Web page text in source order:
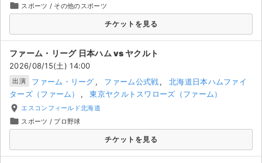
folder スポーツ / その他のスポーツ
チケットを見る
ファーム・リーグ 日本ハム vs ヤクルト
2026/08/15(土) 14:00
出演 ファーム・リーグ ファーム公式戦
北海道日本ハムファイ
ターズ（ファーム）
東京ヤクルトスワローズ（ファーム）
place エスコンフィールド北海道
folder スポーツ / プロ野球
チケットを見る